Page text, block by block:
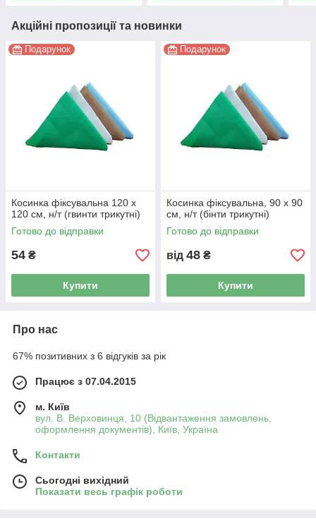
Акційні пропозиції та новинки
Подарунок
Косинка фіксувальна 120 x
120 см, н/т (гвинти трикутні)
Готово до відправки
54 ₴
Купити
Подарунок
Косинка фіксувальна, 90 x 90
см, н/т (бінти трикутні)
Готово до відправки
від 48 ₴
Купити
Про нас
67% позитивних з 6 відгуків за рік
Працює з 07.04.2015
м. Київ
вул. В. Верховинця, 10 (Відвантаження замовлень,
оформлення документів), Київ, Україна
Контакти
Сьогодні вихідний
Показати весь графік роботи